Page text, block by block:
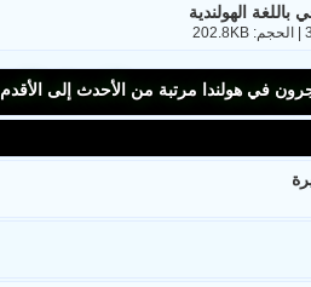
الهولندية
في هولندا مرتبة من الأحدث إلى الأقدم